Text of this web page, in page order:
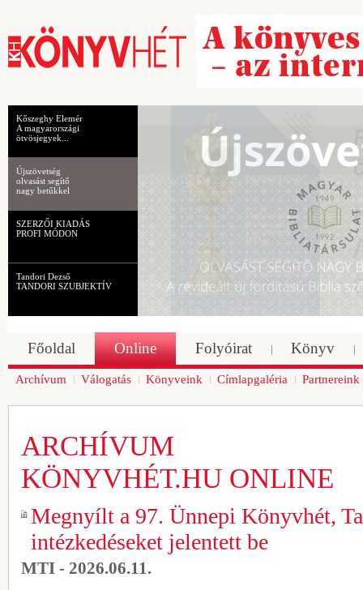
Kőszeghy Elemér
A magyarországi
ötvösjegyek...
Újszövetség
olvasást segítő
nagy betűkkel
SZERZŐI KIADÁS
PROFI MÓDON
Tandori Dezső
TANDORI SZUBJEKTÍV
Főoldal Online Folyóirat Könyv
Archívum Válogatás Könyveink Címlapgaléria Partnereink
ARCHÍVUM
KÖNYVHÉT.HU ONLINE
Megnyílt a 97. Ünnepi Könyvhét,
intézkedéseket jelentett be
MTI - 2026.06.11.